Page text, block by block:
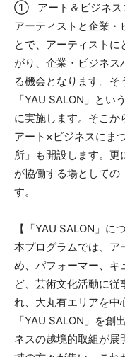
① アート＆ビジネス
アーティストと企業・
とで、アーティスト
がり、企業・ビジネス
る機会となります。そ
「YAU SALON」とい
に実施します。そこか
アート×ビジネスにま
所」も開設します。更
が協働する場としての
す。
【「YAU SALON」に
本プログラムでは、ア
め、パフォーマー、キ
ど、芸術文化活動に
れ、大丸有エリアを中
「YAU SALON」を創
ネスの越境的取組が